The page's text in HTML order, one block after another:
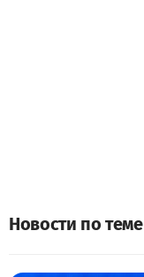
Новости по теме